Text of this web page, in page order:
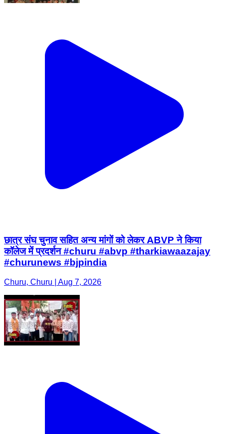
छात्र संघ चुनाव सहित अन्य मांगों को लेकर ABVP ने किया
कॉलेज में प्रदर्शन #churu #abvp #tharkiawaazajay
#churunews #bjpindia
Churu, Churu | Aug 7, 2026